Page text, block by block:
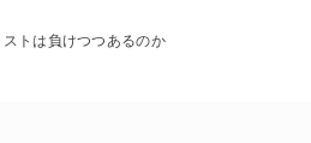
トは負けつつあるのか